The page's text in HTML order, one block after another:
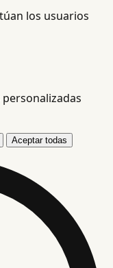
los usuarios
Aceptar todas